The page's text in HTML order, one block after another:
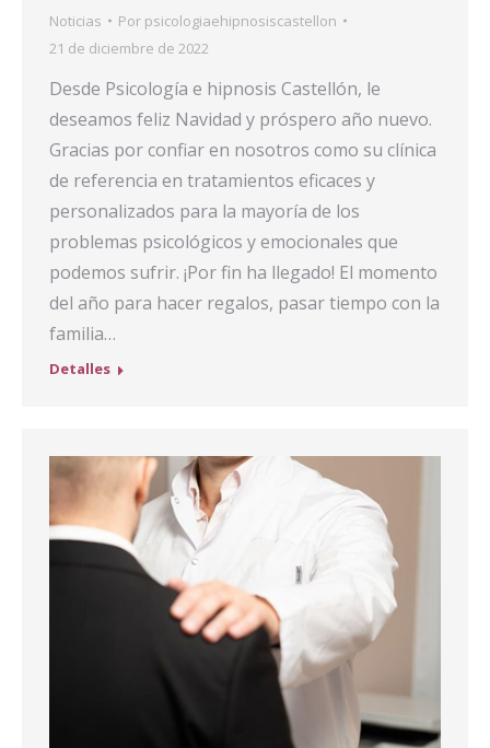
Noticias Por psicologiaehipnosiscastellon
21 de diciembre de 2022
Desde Psicología e hipnosis Castellón, le
deseamos feliz Navidad y próspero año nuevo.
Gracias por confiar en nosotros como su clínica
de referencia en tratamientos eficaces y
personalizados para la mayoría de los
problemas psicológicos y emocionales que
podemos sufrir. ¡Por fin ha llegado! El momento
del año para hacer regalos, pasar tiempo con la
familia…
Detalles